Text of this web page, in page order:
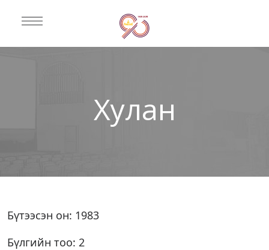
Хулан
Бүтээсэн он: 1983
Бүлгийн тоо: 2